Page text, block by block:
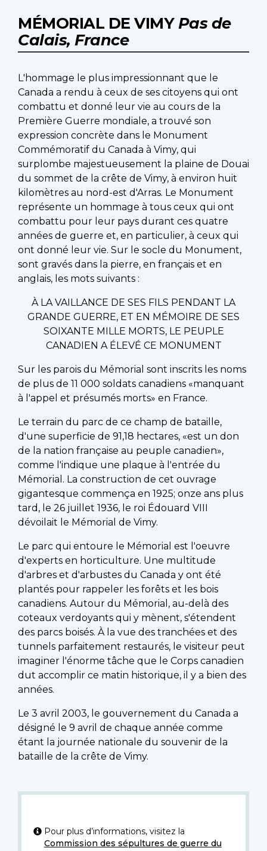
MÉMORIAL DE VIMY Pas de
Calais, France
L'hommage le plus impressionnant que le
Canada a rendu à ceux de ses citoyens qui ont
combattu et donné leur vie au cours de la
Première Guerre mondiale, a trouvé son
expression concrète dans le Monument
Commémoratif du Canada à Vimy, qui
surplombe majestueusement la plaine de Douai
du sommet de la crête de Vimy, à environ huit
kilomètres au nord-est d'Arras. Le Monument
représente un hommage à tous ceux qui ont
combattu pour leur pays durant ces quatre
années de guerre et, en particulier, à ceux qui
ont donné leur vie. Sur le socle du Monument,
sont gravés dans la pierre, en français et en
anglais, les mots suivants :
À LA VAILLANCE DE SES FILS PENDANT LA
GRANDE GUERRE, ET EN MÉMOIRE DE SES
SOIXANTE MILLE MORTS, LE PEUPLE
CANADIEN A ÉLEVÉ CE MONUMENT
Sur les parois du Mémorial sont inscrits les noms
de plus de 11 000 soldats canadiens «manquant
à l'appel et présumés morts» en France.
Le terrain du parc de ce champ de bataille,
d'une superficie de 91,18 hectares, «est un don
de la nation française au peuple canadien»,
comme l'indique une plaque à l'entrée du
Mémorial. La construction de cet ouvrage
gigantesque commença en 1925; onze ans plus
tard, le 26 juillet 1936, le roi Édouard VIII
dévoilait le Mémorial de Vimy.
Le parc qui entoure le Mémorial est l'oeuvre
d'experts en horticulture. Une multitude
d'arbres et d'arbustes du Canada y ont été
plantés pour rappeler les forêts et les bois
canadiens. Autour du Mémorial, au-delà des
coteaux verdoyants qui y mènent, s'étendent
des parcs boisés. À la vue des tranchées et des
tunnels parfaitement restaurés, le visiteur peut
imaginer l'énorme tâche que le Corps canadien
dut accomplir ce matin historique, il y a bien des
années.
Le 3 avril 2003, le gouvernement du Canada a
désigné le 9 avril de chaque année comme
étant la journée nationale du souvenir de la
bataille de la crête de Vimy.
Pour plus d’informations, visitez la
Commission des sépultures de guerre du